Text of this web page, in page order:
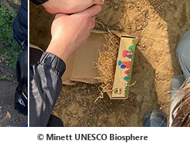
© Minett UNESCO Biosphere